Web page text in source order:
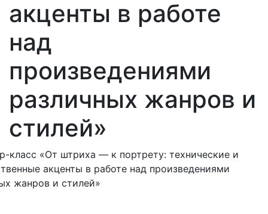
акценты в работе
над
произведениями
различных жанров и
стилей»